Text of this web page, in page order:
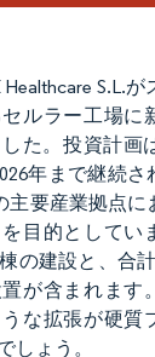
S.L.
ルラー工場に
た。投資計画
年まで継続さ
主要産業拠点
目的としてい
の建設と、合
が含まれます
な拡張が硬質
しょう。